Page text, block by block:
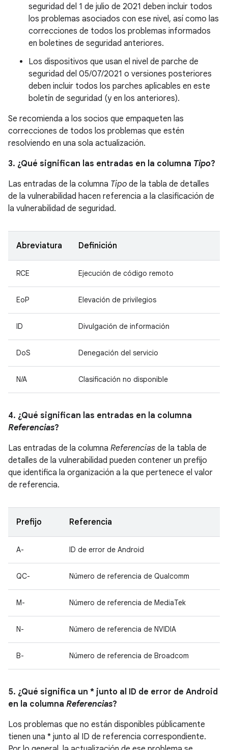
seguridad del 1 de julio de 2021 deben incluir todos
los problemas asociados con ese nivel, así como las
correcciones de todos los problemas informados
en boletines de seguridad anteriores.
Los dispositivos que usan el nivel de parche de
seguridad del 05/07/2021 o versiones posteriores
deben incluir todos los parches aplicables en este
boletín de seguridad (y en los anteriores).
Se recomienda a los socios que empaqueten las
correcciones de todos los problemas que estén
resolviendo en una sola actualización.
3. ¿Qué significan las entradas en la columna Tipo?
Las entradas de la columna Tipo de la tabla de detalles
de la vulnerabilidad hacen referencia a la clasificación de
la vulnerabilidad de seguridad.
Abreviatura Definición
RCE Ejecución de código remoto
EoP Elevación de privilegios
ID Divulgación de información
DoS Denegación del servicio
N/A Clasificación no disponible
4. ¿Qué significan las entradas en la columna
Referencias?
Las entradas de la columna Referencias de la tabla de
detalles de la vulnerabilidad pueden contener un prefijo
que identifica la organización a la que pertenece el valor
de referencia.
Prefijo Referencia
A- ID de error de Android
QC- Número de referencia de Qualcomm
M- Número de referencia de MediaTek
N- Número de referencia de NVIDIA
B- Número de referencia de Broadcom
5. ¿Qué significa un * junto al ID de error de Android
en la columna Referencias?
Los problemas que no están disponibles públicamente
tienen una * junto al ID de referencia correspondiente.